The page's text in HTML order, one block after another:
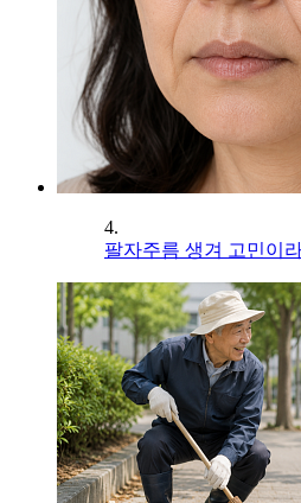
4.
팔자주름 생겨 고민이